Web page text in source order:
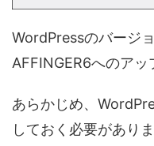
WordPressのバージ
AFFINGER6へのアッ
あらかじめ、
しておく必要がありま